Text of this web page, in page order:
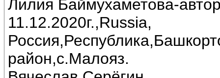
Лилия Баймухаметова-
11.12.2020г.,Russia,
район,с.Малояз.